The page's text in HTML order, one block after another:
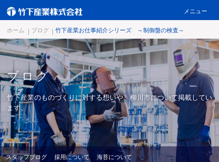
メニュー
ホーム 4つの強み
製品情報 会社概要
お知らせ ブログ
スペシャルコンテンツ 採用情報
お問い合わせ
ホーム ブログ 竹下産業お仕事紹介シリーズ ～制御盤の検査～
ブログ
竹下産業のものづくりに対する想いや、柳川市について掲載してい
ます。
スタッフブログ 採用について 海苔について